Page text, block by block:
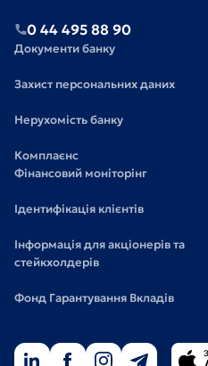
0 44 495 88 90
Документи банку
Захист персональних даних
Нерухомість банку
Комплаєнс
Фінансовий моніторінг
Ідентифікація клієнтів
Інформація для акціонерів та
стейкхолдерів
Фонд Гарантування Вкладів